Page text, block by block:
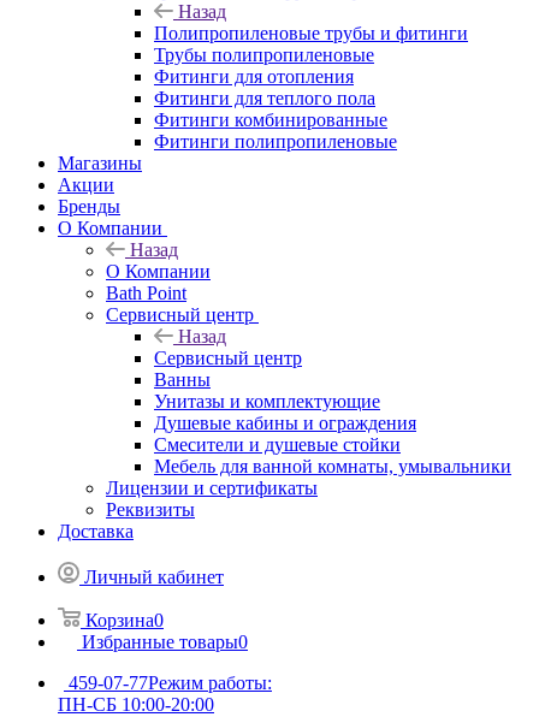
Назад
Полипропиленовые трубы и фитинги
Трубы полипропиленовые
Фитинги для отопления
Фитинги для теплого пола
Фитинги комбинированные
Фитинги полипропиленовые
Магазины
Акции
Бренды
О Компании
Назад
О Компании
Bath Point
Сервисный центр
Назад
Сервисный центр
Ванны
Унитазы и комплектующие
Душевые кабины и ограждения
Смесители и душевые стойки
Мебель для ванной комнаты, умывальники
Лицензии и сертификаты
Реквизиты
Доставка
Личный кабинет
Корзина0
Избранные товары0
459-07-77Режим работы:
ПН-СБ 10:00-20:00